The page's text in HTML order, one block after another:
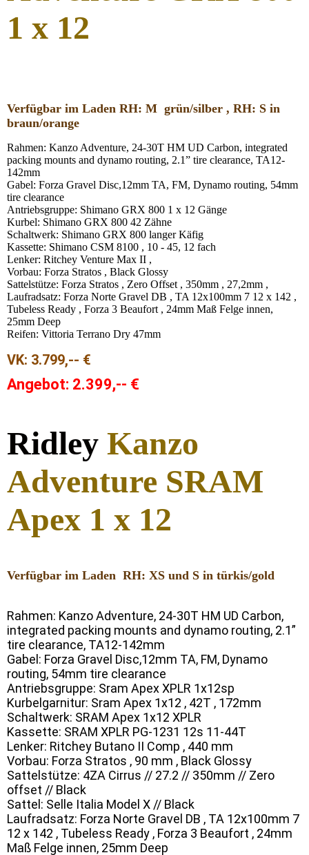
1 x 12
Verfügbar im Laden RH: M grün/silber , RH: S in
braun/orange
Rahmen: Kanzo Adventure, 24-30T HM UD Carbon, integrated
packing mounts and dynamo routing, 2.1” tire clearance, TA12-
142mm
Gabel: Forza Gravel Disc,12mm TA, FM, Dynamo routing, 54mm
tire clearance
Antriebsgruppe: Shimano GRX 800 1 x 12 Gänge
Kurbel: Shimano GRX 800 42 Zähne
Schaltwerk: Shimano GRX 800 langer Käfig
Kassette: Shimano CSM 8100 , 10 - 45, 12 fach
Lenker: Ritchey Venture Max II ,
Vorbau: Forza Stratos , Black Glossy
Sattelstütze: Forza Stratos , Zero Offset , 350mm , 27,2mm ,
Laufradsatz: Forza Norte Gravel DB , TA 12x100mm 7 12 x 142 ,
Tubeless Ready , Forza 3 Beaufort , 24mm Maß Felge innen,
25mm Deep
Reifen: Vittoria Terrano Dry 47mm
VK: 3.799,-- €
Angebot: 2.399,-- €
Ridley Kanzo
Adventure SRAM
Apex 1 x 12
Verfügbar im Laden RH: XS und S in türkis/gold
Rahmen: Kanzo Adventure, 24-30T HM UD Carbon,
integrated packing mounts and dynamo routing, 2.1”
tire clearance, TA12-142mm
Gabel: Forza Gravel Disc,12mm TA, FM, Dynamo
routing, 54mm tire clearance
Antriebsgruppe: Sram Apex XPLR 1x12sp
Kurbelgarnitur: Sram Apex 1x12 , 42T , 172mm
Schaltwerk: SRAM Apex 1x12 XPLR
Kassette: SRAM XPLR PG-1231 12s 11-44T
Lenker: Ritchey Butano II Comp , 440 mm
Vorbau: Forza Stratos , 90 mm , Black Glossy
Sattelstütze: 4ZA Cirrus // 27.2 // 350mm // Zero
offset // Black
Sattel: Selle Italia Model X // Black
Laufradsatz: Forza Norte Gravel DB , TA 12x100mm 7
12 x 142 , Tubeless Ready , Forza 3 Beaufort , 24mm
Maß Felge innen, 25mm Deep